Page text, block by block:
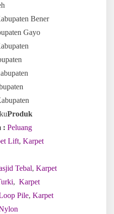
Bener
Gayo
Produk
: Peluang
Lift, Karpet
Tebal, Karpet
, Karpet
Pile, Karpet